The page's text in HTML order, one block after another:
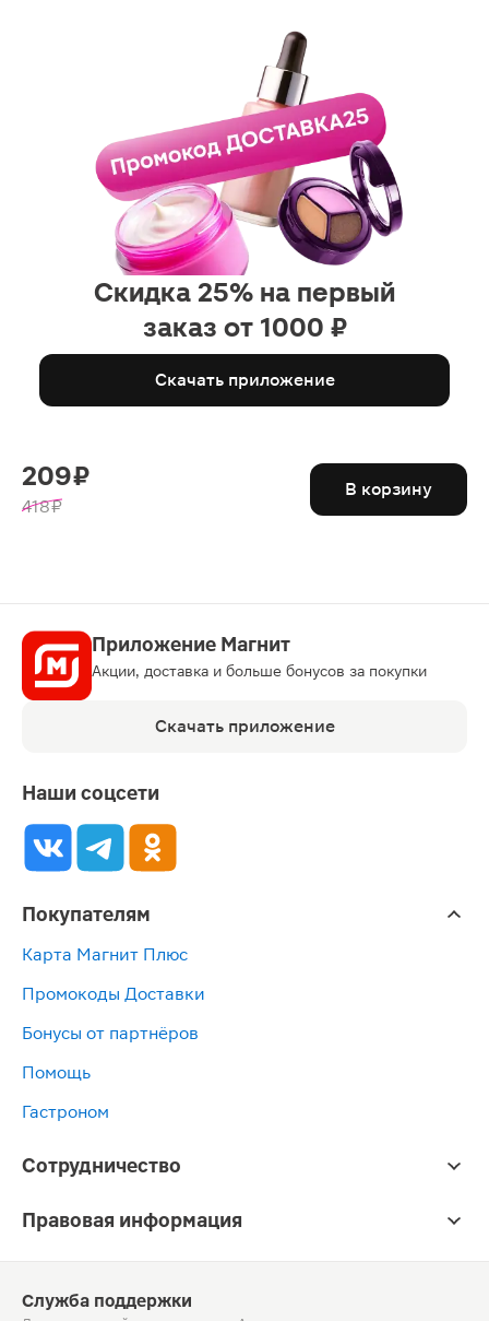
Скидка 25% на первый
заказ от 1000 ₽
Скачать приложение
209 ₽
418 ₽
В корзину
Приложение Магнит
Акции, доставка и больше бонусов за покупки
Скачать приложение
Наши соцсети
Покупателям
Карта Магнит Плюс
Промокоды Доставки
Бонусы от партнёров
Помощь
Гастроном
Сотрудничество
Правовая информация
Служба поддержки